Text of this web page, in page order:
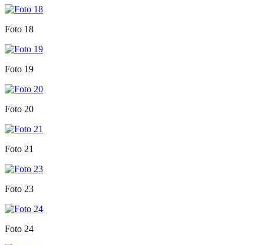
Foto 18
Foto 19
Foto 20
Foto 21
Foto 23
Foto 24